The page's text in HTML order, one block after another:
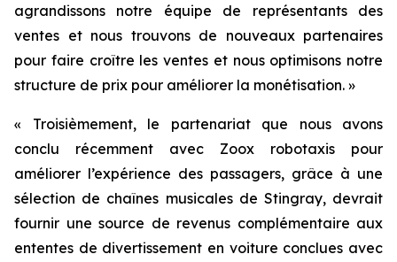
agrandissons notre équipe de représentants des
ventes et nous trouvons de nouveaux partenaires
pour faire croître les ventes et nous optimisons notre
structure de prix pour améliorer la monétisation. »
« Troisièmement, le partenariat que nous avons
conclu récemment avec Zoox robotaxis pour
améliorer l’expérience des passagers, grâce à une
sélection de chaînes musicales de Stingray, devrait
fournir une source de revenus complémentaire aux
ententes de divertissement en voiture conclues avec